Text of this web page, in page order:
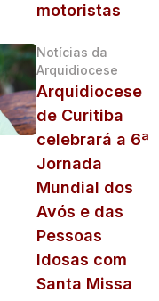
motoristas
Notícias da
Arquidiocese
Arquidiocese
de Curitiba
celebrará a 6ª
Jornada
Mundial dos
Avós e das
Pessoas
Idosas com
Santa Missa